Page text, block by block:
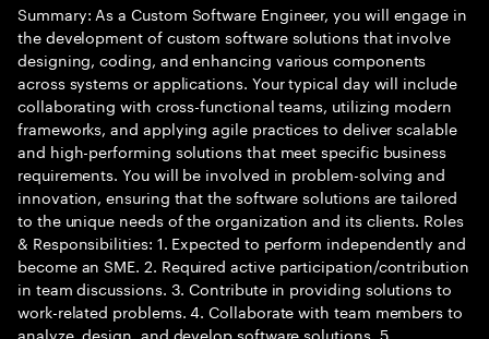
Summary: As a Custom Software Engineer, you will engage in
the development of custom software solutions that involve
designing, coding, and enhancing various components
across systems or applications. Your typical day will include
collaborating with cross-functional teams, utilizing modern
frameworks, and applying agile practices to deliver scalable
and high-performing solutions that meet specific business
requirements. You will be involved in problem-solving and
innovation, ensuring that the software solutions are tailored
to the unique needs of the organization and its clients. Roles
& Responsibilities: 1. Expected to perform independently and
become an SME. 2. Required active participation/contribution
in team discussions. 3. Contribute in providing solutions to
work-related problems. 4. Collaborate with team members to
analyze, design, and develop software solutions. 5.